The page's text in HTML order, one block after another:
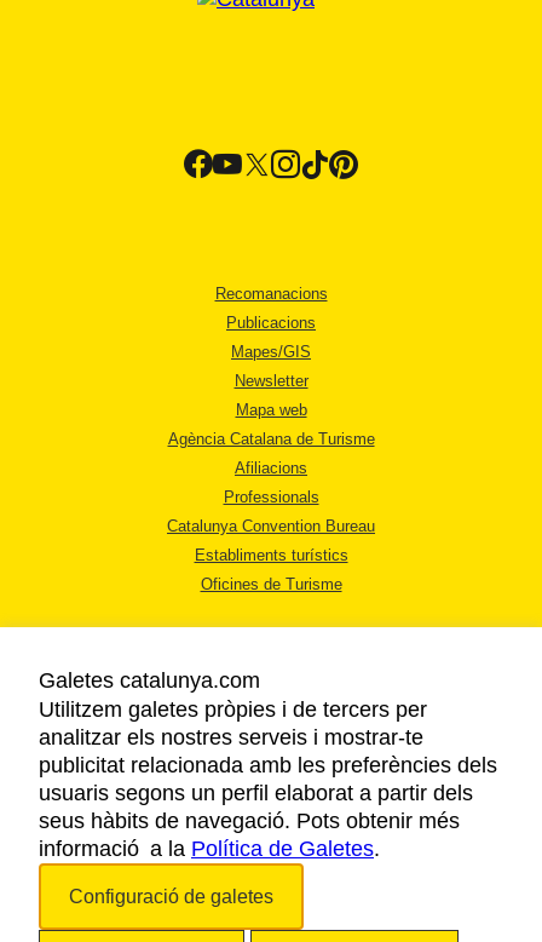
Recomanacions
Publicacions
Mapes/GIS
Newsletter
Mapa web
Agència Catalana de Turisme
Afiliacions
Professionals
Catalunya Convention Bureau
Establiments turístics
Oficines de Turisme
AVÍS LEGAL
POLÍTICA DE PRIVACITAT
COOKIES
ACCESSIBILITAT
Galetes catalunya.com
Utilitzem galetes pròpies i de tercers per
analitzar els nostres serveis i mostrar-te
publicitat relacionada amb les preferències dels
usuaris segons un perfil elaborat a partir dels
seus hàbits de navegació. Pots obtenir més
informació a la Política de Galetes.
Configuració de galetes